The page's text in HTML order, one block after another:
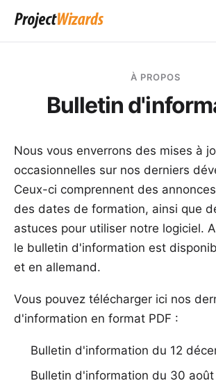
À PROPOS
Bulletin
Nous vous enverrons des mises à
occasionnelles sur nos derniers
Ceux-ci comprennent des
des dates de formation, ainsi que
astuces pour utiliser notre logiciel.
le bulletin d'information est
et en allemand.
Vous pouvez télécharger ici nos
d'information en format PDF :
Bulletin d'information du 12
Bulletin d'information du 30